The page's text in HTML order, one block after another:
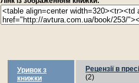
Уривок з
книжки
Рецензії в пресі
(2)